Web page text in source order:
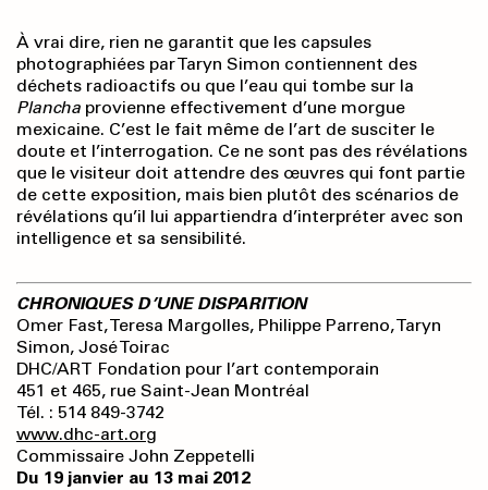
À vrai dire, rien ne garantit que les capsules
photographiées par Taryn Simon contiennent des
déchets radioactifs ou que l’eau qui tombe sur la
Plancha provienne effectivement d’une morgue
mexicaine. C’est le fait même de l’art de susciter le
doute et l’interrogation. Ce ne sont pas des révélations
que le visiteur doit attendre des œuvres qui font partie
de cette exposition, mais bien plutôt des scénarios de
révélations qu’il lui appartiendra d’interpréter avec son
intelligence et sa sensibilité.
CHRONIQUES D’UNE DISPARITION
Omer Fast, Teresa Margolles, Philippe Parreno, Taryn
Simon, José Toirac
DHC/ART Fondation pour l’art contemporain
451 et 465, rue Saint-Jean Montréal
Tél. : 514 849-3742
www.dhc-art.org
Commissaire John Zeppetelli
Du 19 janvier au 13 mai 2012